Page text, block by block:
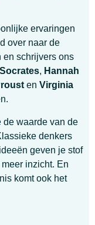
ervaringen
over naar de
en schrijvers ons
Socrates, Hannah
en Virginia
de waarde van de
denkers
geven je stof
inzicht. En
komt ook het